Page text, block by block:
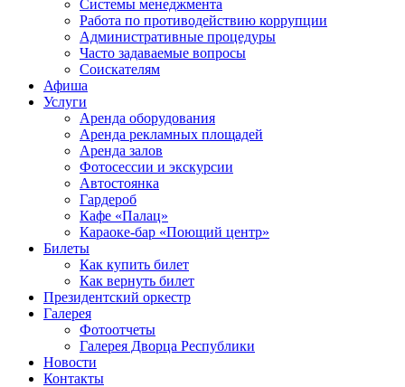
Системы менеджмента
Работа по противодействию коррупции
Административные процедуры
Часто задаваемые вопросы
Соискателям
Афиша
Услуги
Аренда оборудования
Аренда рекламных площадей
Аренда залов
Фотосессии и экскурсии
Автостоянка
Гардероб
Кафе «Палац»
Караоке-бар «Поющий центр»
Билеты
Как купить билет
Как вернуть билет
Президентский оркестр
Галерея
Фотоотчеты
Галерея Дворца Республики
Новости
Контакты